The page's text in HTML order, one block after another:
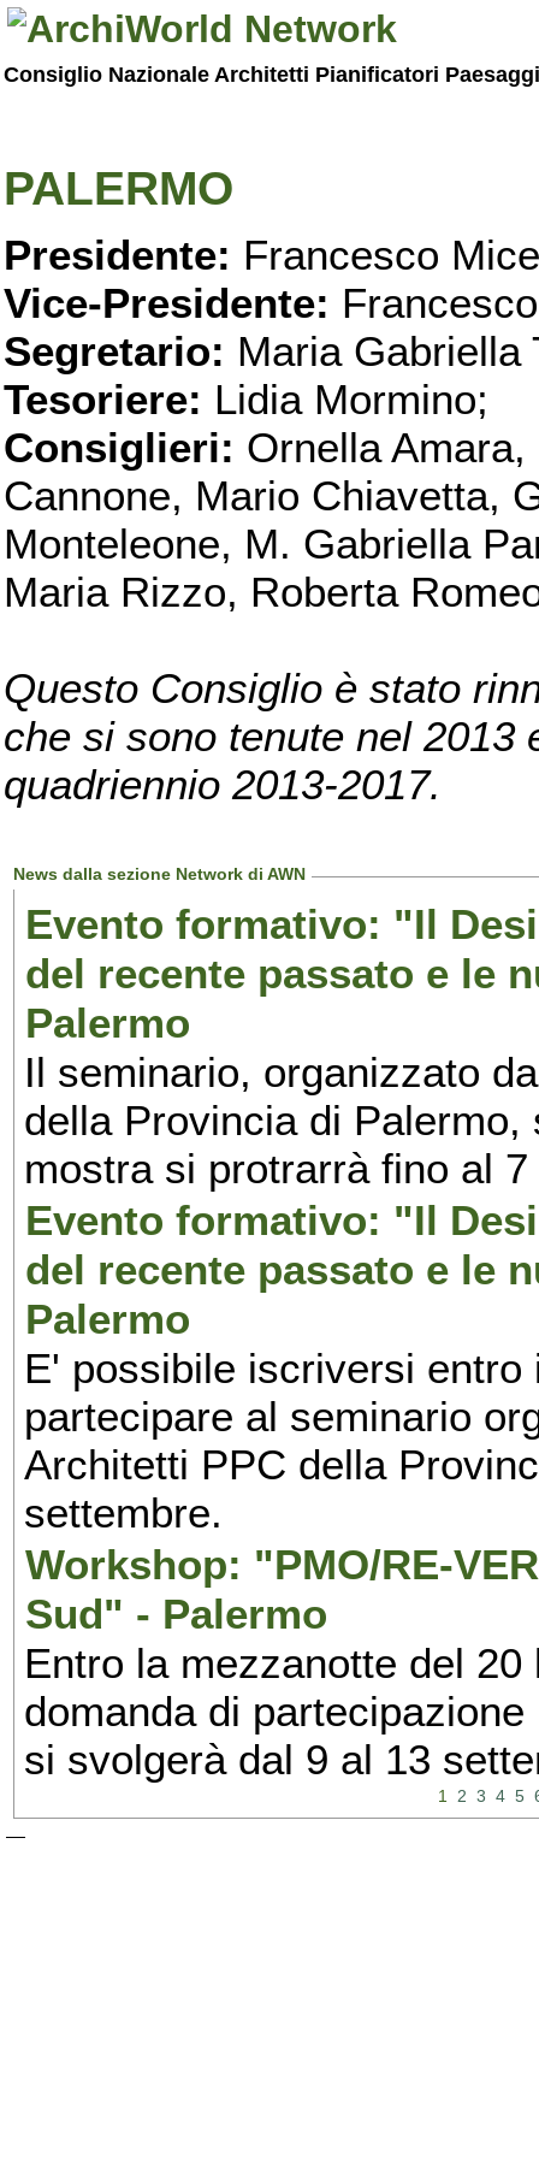
Consiglio Nazionale Architetti Pianificatori
PALERMO
Presidente: Francesco
Vice-Presidente:
Segretario: Maria Gabriella
Tesoriere: Lidia Mormino;
Consiglieri: Ornella
Cannone, Mario Chiavetta,
Monteleone, M. Gabriella
Maria Rizzo, Roberta
Questo Consiglio è stato
che si sono tenute nel 2013
quadriennio 2013-2017.
News dalla sezione Network di AWN
Evento formativo: "Il
del recente passato e le
Palermo
Il seminario, organizzato
della Provincia di
mostra si protrarrà fino al
Evento formativo: "Il
del recente passato e le
Palermo
E' possibile iscriversi
partecipare al seminario
Architetti PPC della
settembre.
Workshop: "PMO/RE-
Sud" - Palermo
Entro la mezzanotte del
domanda di
si svolgerà dal 9 al 13
1 2 3 4 5